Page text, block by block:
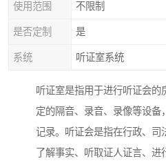
使用范围 不限制
是否定制 是
系统 听证室系统
听证室是指用于进行听证会的
定的隔音、录音、录像等设备
记录。听证会是指在行政、司
了解事实、听取证人证言、